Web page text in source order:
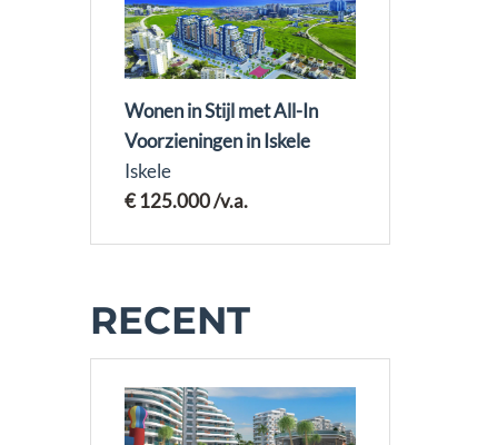
Wonen in Stijl met All-In
Voorzieningen in Iskele
Iskele
€ 125.000/v.a.
RECENT